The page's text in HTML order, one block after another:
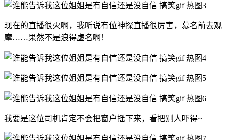
现在的直播很火啊，我听说有位神探直播很厉害，慕名前去观
摩……果然不是浪得虚名啊！
我要是这位司机肯定不会把窗户摇下来，看把别人吓得~